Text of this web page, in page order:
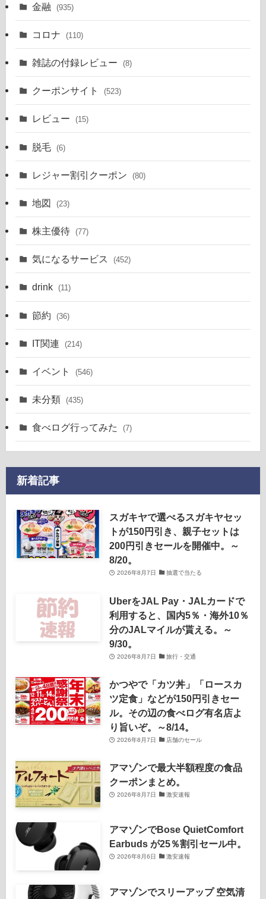
金融 (935)
コロナ (110)
雑誌の付録レビュー (8)
クーポンサイト (523)
レビュー (15)
脱毛 (6)
レジャー割引クーポン (80)
地図 (23)
株主優待 (77)
気になるサービス (452)
drink (11)
節約 (36)
IT関連 (214)
イベント (546)
未分類 (435)
食べログ行ってみた (7)
新着記事
スガキヤで選べるスガキヤセッ
トが150円引き、親子セットは
200円引きセールを開催中。～
8/20。
2026年8月7日 抽選で当たる
UberをJAL Pay・JALカードで
利用すると、国内5％・海外10％
分のJALマイルが貰える。～
9/30。
2026年8月7日 旅行・交通
かつやで「カツ丼」「ロースカ
ツ定食」などが150円引きセー
ル。その辺の食べログ有名店よ
り旨いぞ。～8/14。
2026年8月7日 店舗のセール
アマゾンで最大半額程度の食品
クーポンまとめ。
2026年8月7日 激安速報
アマゾンでBose QuietComfort
Earbuds が25％割引セール中。
2026年8月6日 激安速報
アマゾンでスリーアップ 空気清